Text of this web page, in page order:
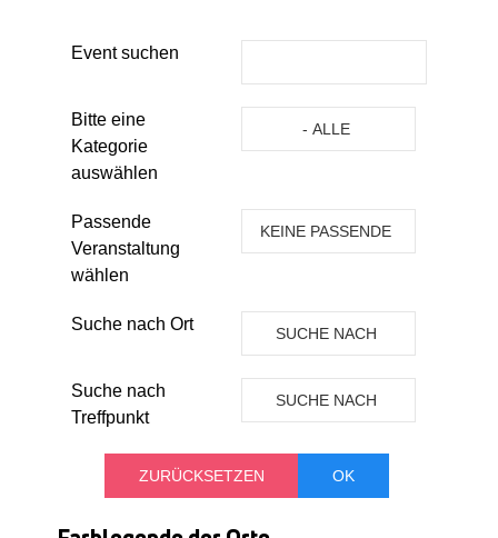
Event suchen
Bitte eine
Kategorie
auswählen
- ALLE
Passende
Veranstaltung
wählen
KEINE PASSENDE
Suche nach Ort SUCHE NACH
ORT
Suche nach
Treffpunkt
SUCHE NACH